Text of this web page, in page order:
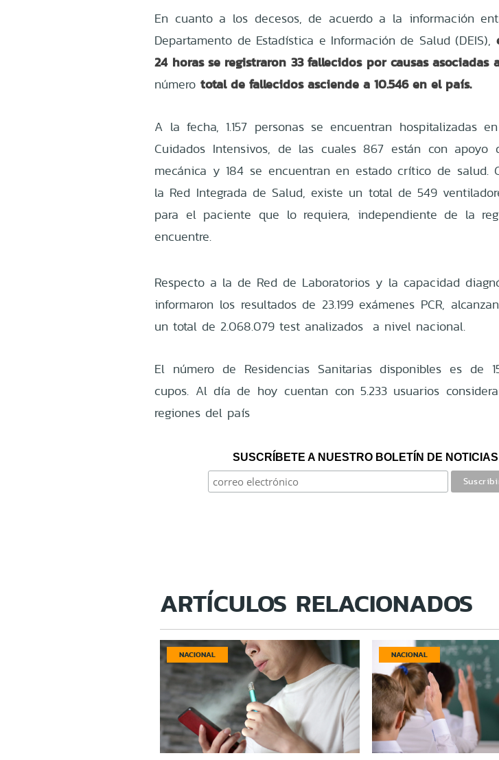
En cuanto a los decesos, de acuerdo a la información
Departamento de Estadística e Información de Salud (DEIS),
24 horas se registraron 33 fallecidos por causas asociadas
númerototal de fallecidos asciende a 10.546 en el país.
A la fecha, 1.157 personas se encuentran hospitalizadas
Cuidados Intensivos, de las cuales 867 están con apoyo
mecánica y 184 se encuentran en estado crítico de salud.
la Red Integrada de Salud, existe un total de 549
para el paciente que lo requiera, independiente de la
encuentre.
Respecto a la de Red de Laboratorios y la capacidad
informaron los resultados de 23.199 exámenes PCR,
un total de 2.068.079 test analizados a nivel nacional.
El número de Residencias Sanitarias disponibles es de
cupos. Al día de hoy cuentan con 5.233 usuarios
regiones del país
SUSCRÍBETE A NUESTRO BOLETÍN DE NOTICIAS
ARTÍCULOS RELACIONADOS
NACIONAL NACIONAL